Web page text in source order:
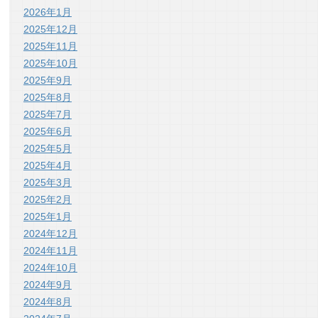
2026年1月
2025年12月
2025年11月
2025年10月
2025年9月
2025年8月
2025年7月
2025年6月
2025年5月
2025年4月
2025年3月
2025年2月
2025年1月
2024年12月
2024年11月
2024年10月
2024年9月
2024年8月